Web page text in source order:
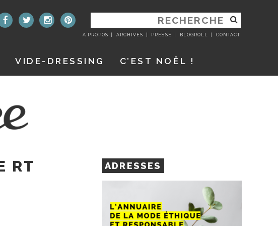
RECHERCHER
:
A PROPOS ARCHIVES PRESSE BLOGROLL CONTACT
VIDE-DRESSING C’EST NOËL !
RT ADRESSES